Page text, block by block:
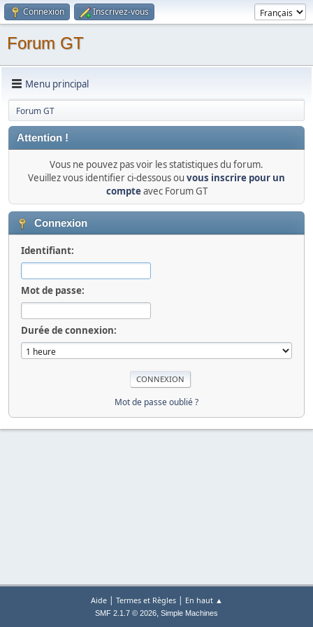
Connexion Inscrivez-vous
Forum GT
Menu principal
Forum GT
Attention !
Vous ne pouvez pas voir les statistiques du forum.
Veuillez vous identifier ci-dessous ou vous inscrire pour un
compteavec Forum GT
Connexion
Identifiant:
Mot de passe:
Durée de connexion:
Mot de passe oublié ?
Aide| Termes et Règles| En haut ▲
SMF 2.1.7 © 2026, Simple Machines